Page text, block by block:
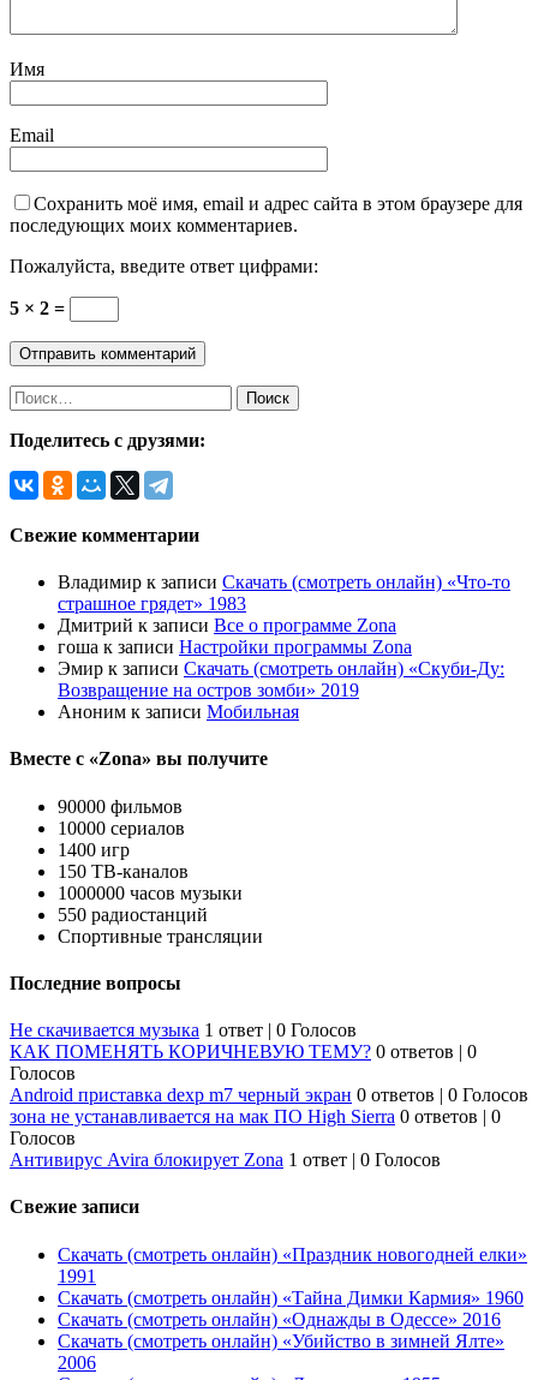
Имя
Email
Сохранить моё имя, email и адрес сайта в этом браузере для
последующих моих комментариев.
Пожалуйста, введите ответ цифрами:
5 × 2 =
Найти:
Поделитесь с друзями:
Свежие комментарии
Владимир к записи Скачать (смотреть онлайн) «Что-то
страшное грядет» 1983
Дмитрий к записи Все о программе Zona
гоша к записи Настройки программы Zona
Эмир к записи Скачать (смотреть онлайн) «Скуби-Ду:
Возвращение на остров зомби» 2019
Аноним к записи Мобильная
Вместе с «Zona» вы получите
90000 фильмов
10000 сериалов
1400 игр
150 ТВ-каналов
1000000 часов музыки
550 радиостанций
Спортивные трансляции
Последние вопросы
Не скачивается музыка 1 ответ | 0 Голосов
КАК ПОМЕНЯТЬ КОРИЧНЕВУЮ ТЕМУ? 0 ответов | 0
Голосов
Android приставка dexp m7 черный экран 0 ответов | 0 Голосов
зона не устанавливается на мак ПО High Sierra 0 ответов | 0
Голосов
Антивирус Avira блокирует Zona 1 ответ | 0 Голосов
Свежие записи
Скачать (смотреть онлайн) «Праздник новогодней елки»
1991
Скачать (смотреть онлайн) «Тайна Димки Кармия» 1960
Скачать (смотреть онлайн) «Однажды в Одессе» 2016
Скачать (смотреть онлайн) «Убийство в зимней Ялте»
2006